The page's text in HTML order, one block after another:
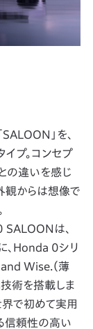
」を、
プ。コンセプ
の違いを感じ
観からは想像で
は、
、Honda 0シリ
Wise.（薄
技術を搭載しま
で初めて実用
信頼性の高い